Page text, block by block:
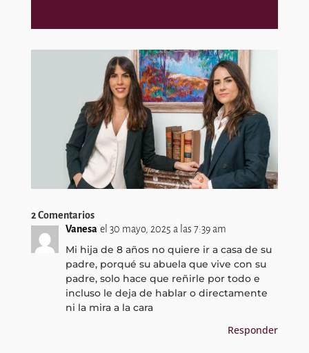
2 Comentarios
Vanesa el 30 mayo, 2025 a las 7:39 am
Mi hija de 8 años no quiere ir a casa de su
padre, porqué su abuela que vive con su
padre, solo hace que reñirle por todo e
incluso le deja de hablar o directamente
ni la mira a la cara
Responder